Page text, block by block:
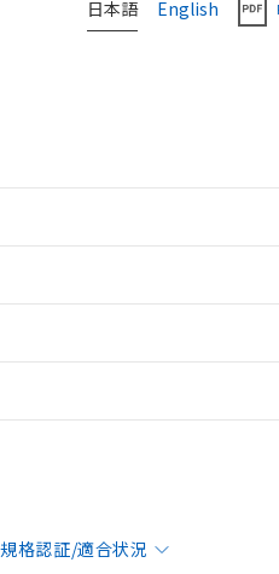
日本語 English
規格認証/適合状況